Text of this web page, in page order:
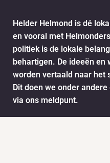
Helder Helmond is dé
en vooral met
politiek is de lokale
behartigen. De ideeën en
worden vertaald naar het
Dit doen we onder
via ons meldpunt.